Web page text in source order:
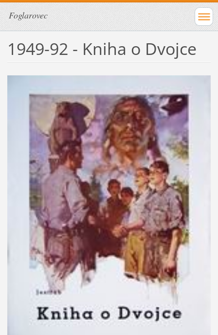
Foglarovec
1949-92 - Kniha o Dvojce